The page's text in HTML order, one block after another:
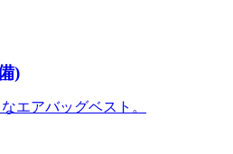
)
エアバッグベスト。